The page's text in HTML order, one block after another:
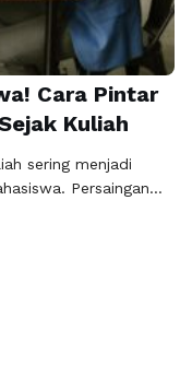
Cara Pintar
Kuliah
sering menjadi
Persaingan
matang untuk